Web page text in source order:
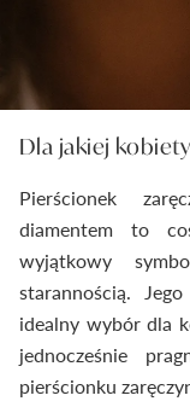
Dla jakiej
Pierścionek
diamentem to
wyjątkowy
starannością.
idealny wybór dla
jednocześnie
pierścionku